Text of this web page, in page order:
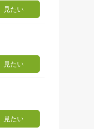
見たい
見たい
見たい